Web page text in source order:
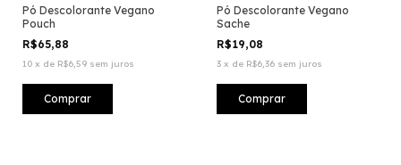
Pó Descolorante Vegano
Pouch
R$65,88
10 x de R$6,59 sem juros
Pó Descolorante Vegano
Sache
R$19,08
3 x de R$6,36 sem juros